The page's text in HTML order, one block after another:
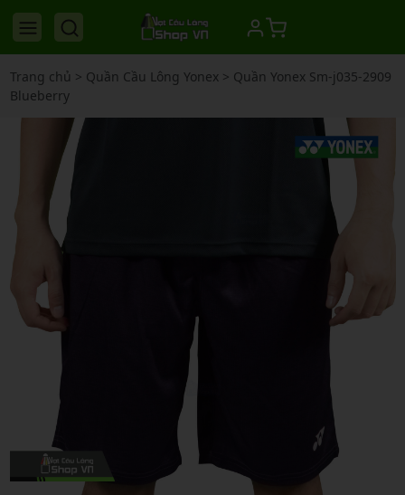
Trang chủ > Quần Cầu Lông Yonex> Quần Yonex Sm-j035-2909
Blueberry